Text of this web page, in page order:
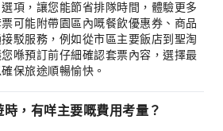
項，讓您能節省排隊時間，體驗更多
可能附帶園區內嘅餐飲優惠券、商品
駁服務，例如從市區主要飯店到聖淘
喺預訂前仔細確認套票內容，選擇最
保旅途順暢愉快。
，有咩主要嘅費用考量？